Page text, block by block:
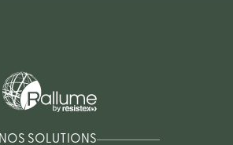
NOS SOLUTIONS